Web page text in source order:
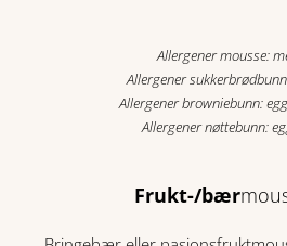
Allergener mousse:
Allergener
Allergener browniebunn:
Allergener nøttebunn:
Frukt-/bær